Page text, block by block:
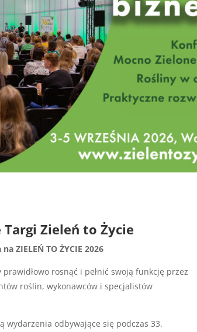
Zieleń to Życie
ZIELEŃ TO ŻYCIE 2026
rosnąć i pełnić swoją funkcję przez
roślin, wykonawców i specjalistów
odbywające się podczas 33.